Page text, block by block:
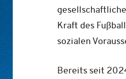
Kraft des
sozialen
Bereits seit